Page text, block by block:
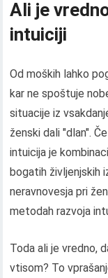
Ali je
intuiciji
Od moških lahko
kar ne spoštuje
situacije iz
ženski dali "dlan".
intuicija je
bogatih življenjskih
neravnovesja pri
metodah razvoja
Toda ali je vredno,
vtisom? To